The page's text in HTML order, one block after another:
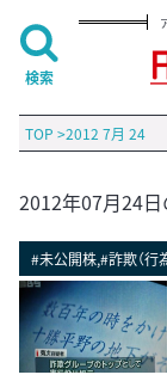
TOP >2012 7月 24
2012年07月24
#未公開株,#詐欺（行
検索